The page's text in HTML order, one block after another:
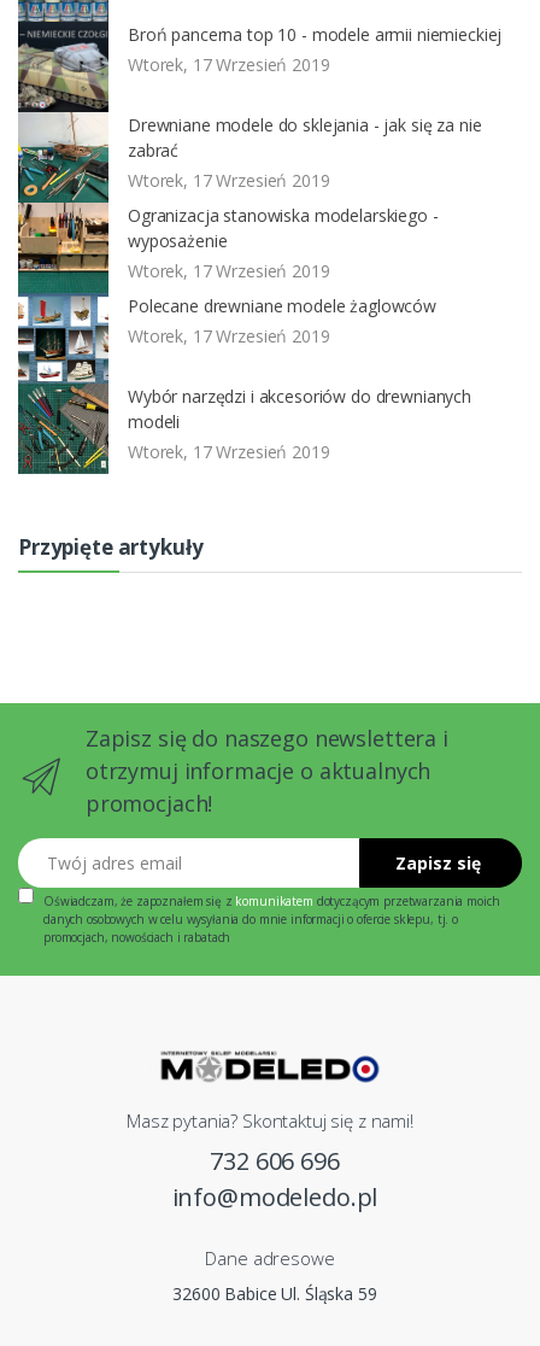
Broń pancerna top 10 - modele armii niemieckiej
Wtorek, 17 Wrzesień 2019
Drewniane modele do sklejania - jak się za nie
zabrać
Wtorek, 17 Wrzesień 2019
Ogranizacja stanowiska modelarskiego -
wyposażenie
Wtorek, 17 Wrzesień 2019
Polecane drewniane modele żaglowców
Wtorek, 17 Wrzesień 2019
Wybór narzędzi i akcesoriów do drewnianych
modeli
Wtorek, 17 Wrzesień 2019
Przypięte artykuły
Zapisz się do naszego newslettera i
otrzymuj informacje o aktualnych
promocjach!
Twój adres email
Zapisz się
Oświadczam, że zapoznałem się z komunikatem dotyczącym przetwarzania moich
danych osobowych w celu wysyłania do mnie informacji o ofercie sklepu, tj. o
promocjach, nowościach i rabatach
Masz pytania? Skontaktuj się z nami!
732 606 696
info@modeledo.pl
Dane adresowe
32600 Babice Ul. Śląska 59